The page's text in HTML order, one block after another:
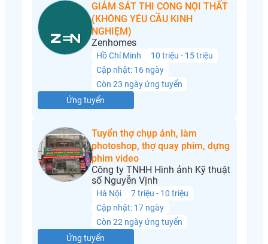
GIÁM SÁT THI CÔNG NỘI THẤT
(KHÔNG YÊU CẦU KINH
NGHIỆM)
Zenhomes
Hồ Chí Minh
10 triệu - 15 triệu
Cập nhật: 16 ngày
Còn 23 ngày ứng tuyển
Ứng tuyển
Tuyển thợ chụp ảnh, làm
photoshop, thợ quay phim, dựng
phim video
Công ty TNHH Hình ảnh Kỹ thuật
số Nguyễn Vịnh
Hà Nội
7 triệu - 10 triệu
Cập nhật: 17 ngày
Còn 22 ngày ứng tuyển
Ứng tuyển